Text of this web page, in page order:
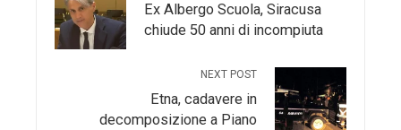
Ex Albergo Scuola, Siracusa
chiude 50 anni di incompiuta
NEXT POST
Etna, cadavere in
decomposizione a Piano